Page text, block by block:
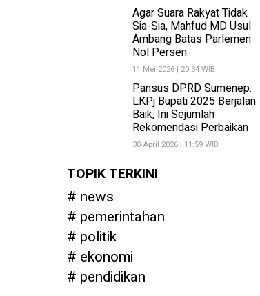
Agar Suara Rakyat Tidak
Sia-Sia, Mahfud MD Usul
Ambang Batas Parlemen
Nol Persen
11 Mei 2026 | 20:34 WIB
Pansus DPRD Sumenep:
LKPj Bupati 2025 Berjalan
Baik, Ini Sejumlah
Rekomendasi Perbaikan
30 April 2026 | 11:59 WIB
TOPIK TERKINI
news
pemerintahan
politik
ekonomi
pendidikan